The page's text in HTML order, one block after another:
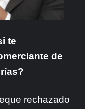
te
de
rechazado